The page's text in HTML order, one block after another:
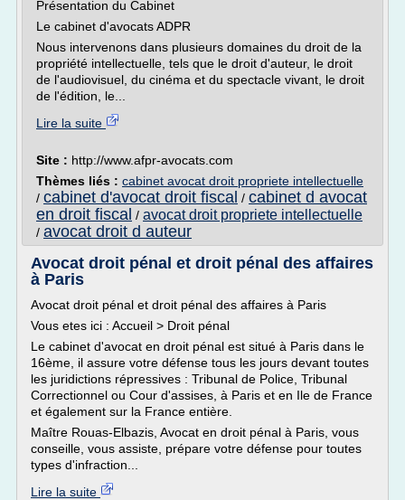
Présentation du Cabinet
Le cabinet d'avocats ADPR
Nous intervenons dans plusieurs domaines du droit de la
propriété intellectuelle, tels que le droit d'auteur, le droit
de l'audiovisuel, du cinéma et du spectacle vivant, le droit
de l'édition, le...
Lire la suite
Site : http://www.afpr-avocats.com
Thèmes liés : cabinet avocat droit propriete intellectuelle
/ cabinet d'avocat droit fiscal / cabinet d avocat
en droit fiscal / avocat droit propriete intellectuelle
/ avocat droit d auteur
Avocat droit pénal et droit pénal des affaires
à Paris
Avocat droit pénal et droit pénal des affaires à Paris
Vous etes ici : Accueil > Droit pénal
Le cabinet d'avocat en droit pénal est situé à Paris dans le
16ème, il assure votre défense tous les jours devant toutes
les juridictions répressives : Tribunal de Police, Tribunal
Correctionnel ou Cour d'assises, à Paris et en Ile de France
et également sur la France entière.
Maître Rouas-Elbazis, Avocat en droit pénal à Paris, vous
conseille, vous assiste, prépare votre défense pour toutes
types d'infraction...
Lire la suite